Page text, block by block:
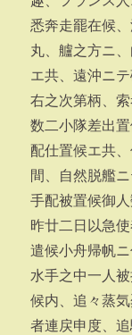
悉奔走罷在候
丸、艫之方ニ
エ共、遠沖ニ
右之次第柄、
数二小隊差出
配仕置候エ共
間、自然脱艦
手配被置候御
昨廿二日以急
遣候小舟帰帆
水手之中一人
候内、追々蒸
者連戻申度、